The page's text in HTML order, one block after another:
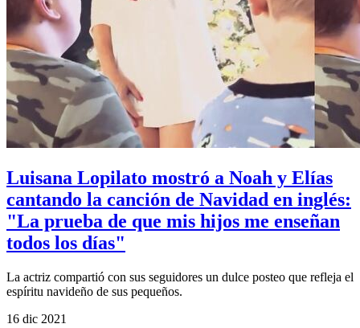
Luisana Lopilato mostró a Noah y Elías
cantando la canción de Navidad en inglés:
"La prueba de que mis hijos me enseñan
todos los días"
La actriz compartió con sus seguidores un dulce posteo que refleja el
espíritu navideño de sus pequeños.
16 dic 2021